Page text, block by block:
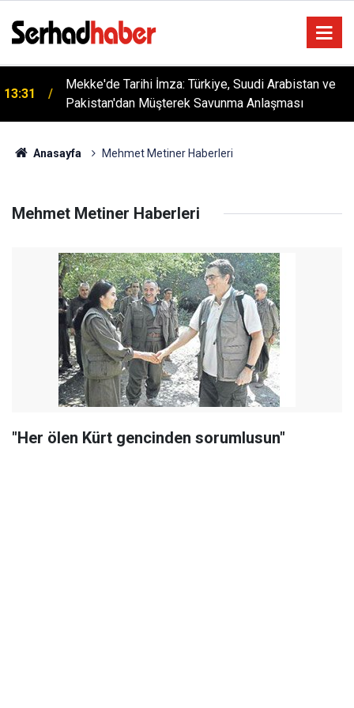
13:31
Mekke'de Tarihi İmza: Türkiye, Suudi Arabistan ve
Pakistan'dan Müşterek Savunma Anlaşması
Anasayfa Mehmet Metiner Haberleri
Mehmet Metiner Haberleri
"Her ölen Kürt gencinden sorumlusun"